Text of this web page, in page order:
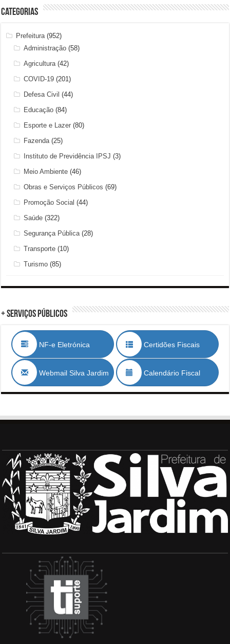
Categorias
Prefeitura (952)
Administração (58)
Agricultura (42)
COVID-19 (201)
Defesa Civil (44)
Educação (84)
Esporte e Lazer (80)
Fazenda (25)
Instituto de Previdência IPSJ (3)
Meio Ambiente (46)
Obras e Serviços Públicos (69)
Promoção Social (44)
Saúde (322)
Segurança Pública (28)
Transporte (10)
Turismo (85)
+ Serviços Públicos
NF-e Eletrónica Certidões Fiscais
Webmail Silva Jardim Calendário Fiscal